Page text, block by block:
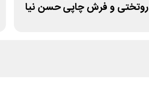
روتختی و فرش چاپی حسن نیا